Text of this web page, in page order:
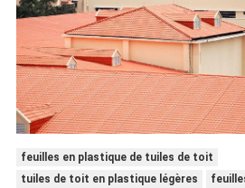
feuilles en plastique de tuiles de toit
tuiles de toit en plastique légères